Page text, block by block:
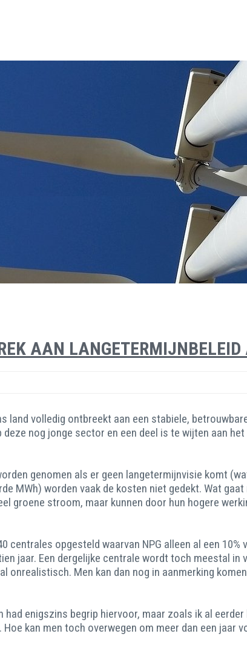
AAN
land volledig ontbreekt aan een stabiele,
nog jonge sector en een deel is te wijten aan
genomen als er geen langetermijnvisie komt
MWh) worden vaak de kosten niet gedekt. Wat
groene stroom, maar kunnen door hun hogere
opgesteld waarvan NPG alleen al een
jaar. Een dergelijke centrale wordt toch meestal
Men kan dan nog in aanmerking
enigszins begrip hiervoor, maar zoals ik al
kan men toch overwegen om meer dan een